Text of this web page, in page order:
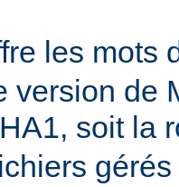
les mots
version de
soit la